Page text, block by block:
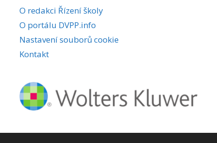
O redakci Řízení školy
O portálu DVPP.info
Nastavení souborů cookie
Kontakt